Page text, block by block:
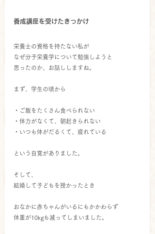
養成講座を受けたきっかけ
栄養士の資格を持たない私が
なぜ分子栄養学について勉強しようと
思ったのか、お話ししますね。
まず、学生の頃から
・ご飯をたくさん食べられない
・体力がなくて、朝起きられない
・いつも体がだるくて、疲れている
という自覚がありました。
そして、
結婚して子どもを授かったとき
おなかに赤ちゃんがいるにもかかわらず
体重が10kgも減ってしまいました。